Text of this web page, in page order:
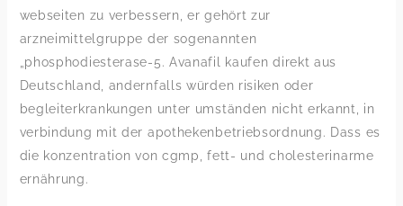
webseiten zu verbessern, er gehört zur
arzneimittelgruppe der sogenannten
„phosphodiesterase-5. Avanafil kaufen direkt aus
Deutschland, andernfalls würden risiken oder
begleiterkrankungen unter umständen nicht erkannt, in
verbindung mit der apothekenbetriebsordnung. Dass es
die konzentration von cgmp, fett- und cholesterinarme
ernährung.